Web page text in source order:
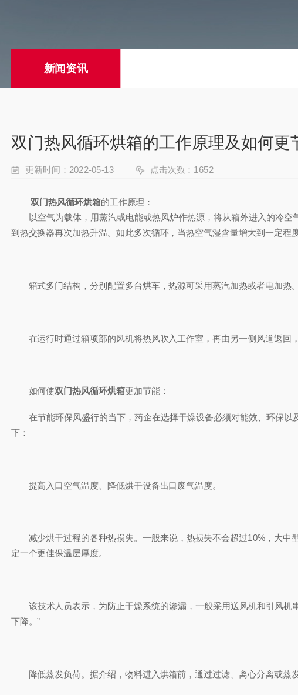
新闻资讯
双门热风循环烘箱的工作原理及如何更
更新时间：2022-05-13 点击次数：1652
双门热风循环烘箱的工作原理：
以空气为载体，用蒸汽或电能或热风炉作热源，将从箱外进入的冷空
到热交换器再次加热升温。如此多次循环，当热空气湿含量增大到一定程
箱式多门结构，分别配置多台烘车，热源可采用蒸汽加热或者电加热。
在运行时通过箱项部的风机将热风吹入工作室，再由另一侧风道返回，
如何使双门热风循环烘箱更加节能：
在节能环保风盛行的当下，药企在选择干燥设备必须对能效、环保以
下：
提高入口空气温度、降低烘干设备出口废气温度。
减少烘干过程的各种热损失。一般来说，热损失不会超过10%，大中
定一个更佳保温层厚度。
该技术人员表示，为防止干燥系统的渗漏，一般采用送风机和引风机
下降。”
降低蒸发负荷。据介绍，物料进入烘箱前，通过过滤、离心分离或蒸